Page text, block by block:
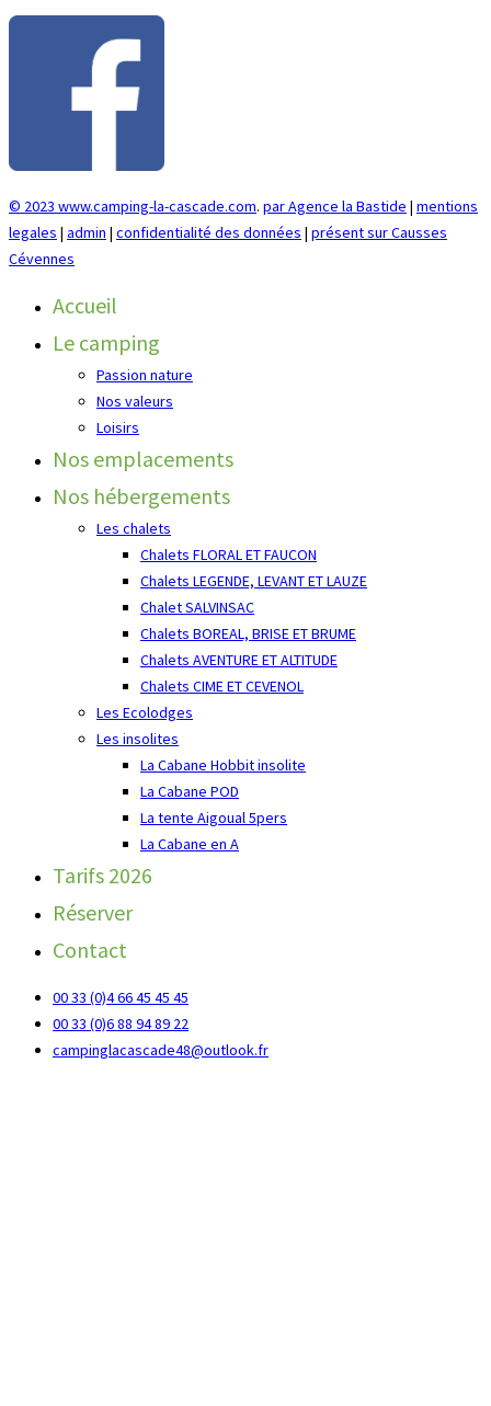
© 2023 www.camping-la-cascade.com. par Agence la Bastide | mentions
legales | admin | confidentialité des données | présent sur Causses
Cévennes
Accueil
Le camping
Passion nature
Nos valeurs
Loisirs
Nos emplacements
Nos hébergements
Les chalets
Chalets FLORAL ET FAUCON
Chalets LEGENDE, LEVANT ET LAUZE
Chalet SALVINSAC
Chalets BOREAL, BRISE ET BRUME
Chalets AVENTURE ET ALTITUDE
Chalets CIME ET CEVENOL
Les Ecolodges
Les insolites
La Cabane Hobbit insolite
La Cabane POD
La tente Aigoual 5pers
La Cabane en A
Tarifs 2026
Réserver
Contact
00 33 (0)4 66 45 45 45
00 33 (0)6 88 94 89 22
campinglacascade48@outlook.fr